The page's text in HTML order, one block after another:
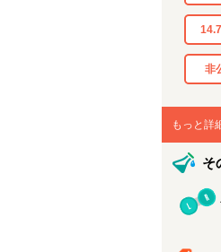
非
もっと詳
そ